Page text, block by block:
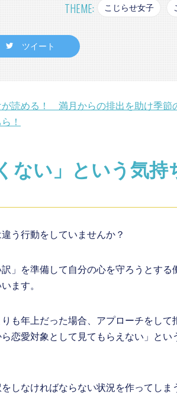
THEME: こじらせ女子
ツイート
読める！ 満月からの排出を助け季節
！
ない」という気持
う行動をしていませんか？
」を準備して自分の心を守ろうとする
ます。
も年上だった場合、アプローチをして
恋愛対象として見てもらえない」とい
しなければならない状況を作ってしま